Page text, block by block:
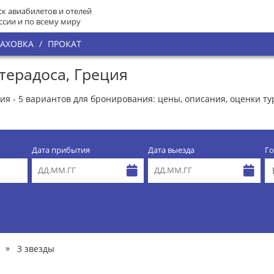
авиабилетов и отелей
и по всему миру
/ ПРОКАТ
Греция
- 5 вариантов для бронирования: цены, описания, оценки
Дата прибытия Дата выезда
» 3 звезды